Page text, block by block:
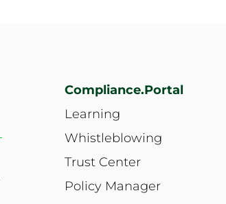
Compliance.Portal
Learning
Whistleblowing
Trust Center
Policy Manager